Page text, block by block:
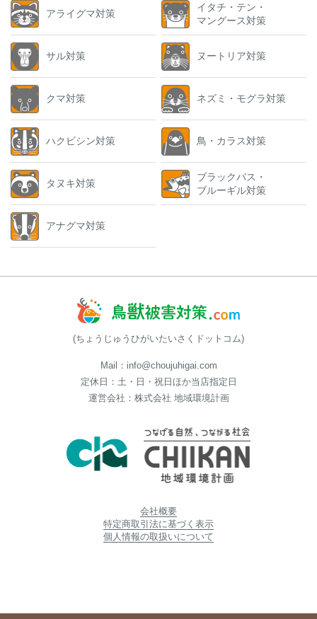
アライグマ対策
サル対策
クマ対策
ハクビシン対策
タヌキ対策
アナグマ対策
イタチ・テン・
マングース対策
ヌートリア対策
ネズミ・モグラ対策
鳥・カラス対策
ブラックバス・
ブルーギル対策
(ちょうじゅうひがいたいさくドットコム)
Mail：info@choujuhigai.com
定休日：土・日・祝日ほか当店指定日
運営会社：株式会社 地域環境計画
会社概要
特定商取引法に基づく表示
個人情報の取扱いについて